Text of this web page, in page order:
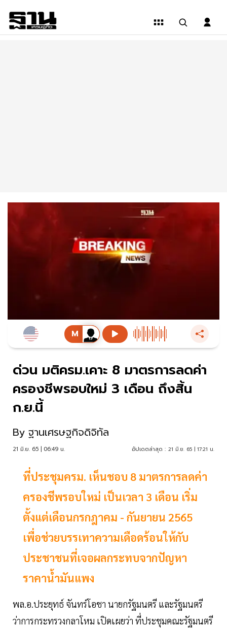
ด่วน มติครม.เคาะ 8 มาตรการลดค่า
ครองชีพรอบใหม่ 3 เดือน ถึงสิ้น
ก.ย.นี้
By ฐานเศรษฐกิจดิจิทัล
21 มิ.ย. 65 | 06:49 น. อัปเดตล่าสุด : 21 มิ.ย. 65 | 17:21 น.
ที่ประชุมครม. เห็นชอบ 8 มาตรการลดค่า
ครองชีพรอบใหม่ เป็นเวลา 3 เดือน เริ่ม
ตั้งแต่เดือนกรกฎาคม - กันยายน 2565
เพื่อช่วยบรรเทาความเดือดร้อนให้กับ
ประชาชนที่เจอผลกระทบจากปัญหา
ราคาน้ำมันแพง
พล.อ.ประยุทธ์ จันทร์โอชา นายกรัฐมนตรี และรัฐมนตรี
ว่าการกระทรวงกลาโหม เปิดเผยว่า ที่ประชุมคณะรัฐมนตรี